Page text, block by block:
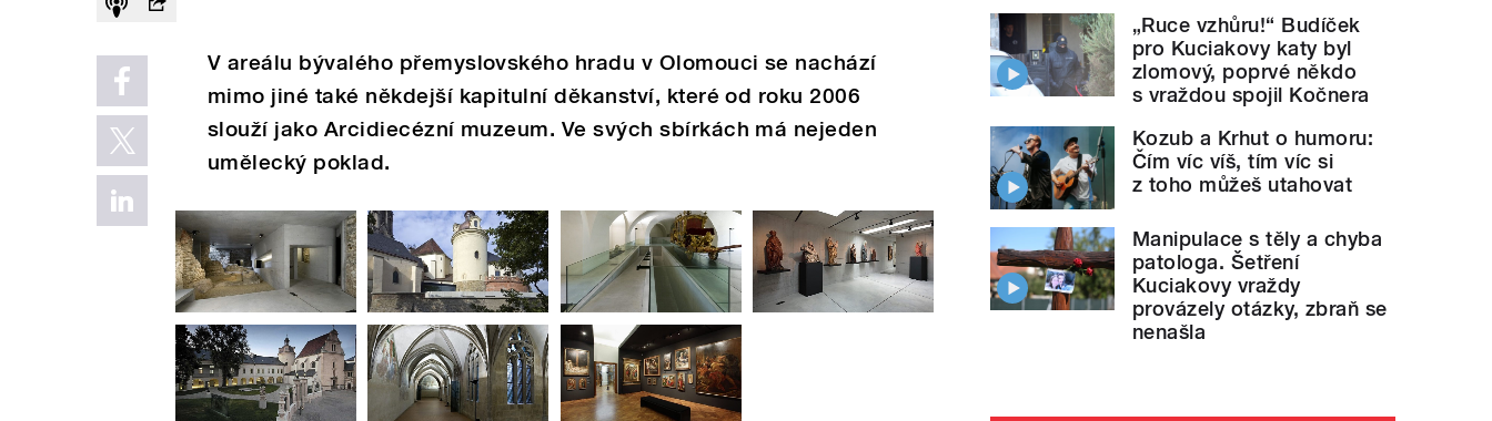
V areálu bývalého přemyslovského hradu v Olomouci se nachází
mimo jiné také někdejší kapitulní děkanství, které od roku 2006
slouží jako Arcidiecézní muzeum. Ve svých sbírkách má nejeden
umělecký poklad.
„Ruce vzhůru!“ Budíček
pro Kuciakovy katy byl
zlomový, poprvé někdo
s vraždou spojil Kočnera
Kozub a Krhut o humoru:
Čím víc víš, tím víc si
z toho můžeš utahovat
Manipulace s těly a chyba
patologa. Šetření
Kuciakovy vraždy
provázely otázky, zbraň se
nenašla